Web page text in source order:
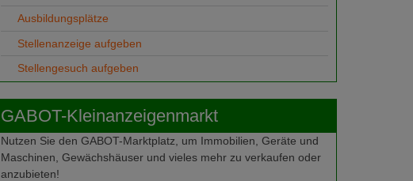
Ausbildungsplätze
Stellenanzeige aufgeben
Stellengesuch aufgeben
GABOT-Kleinanzeigenmarkt
Nutzen Sie den GABOT-Marktplatz, um Immobilien, Geräte und
Maschinen, Gewächshäuser und vieles mehr zu verkaufen oder
anzubieten!